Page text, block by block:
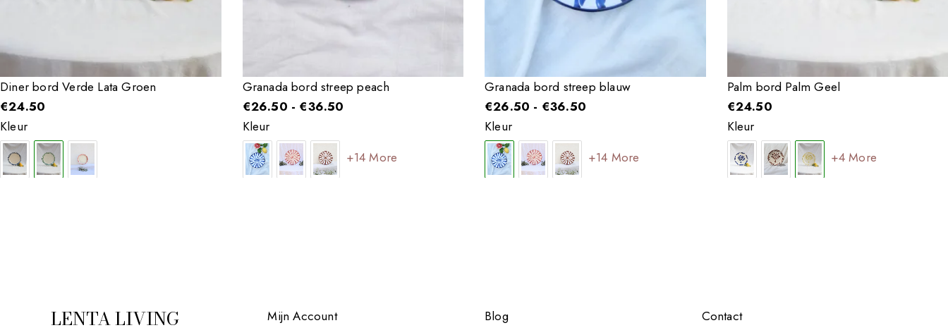
Diner bord Verde Lata Groen
€24.50
Kleur
Granada bord streep peach
€26.50 - €36.50
Kleur
+14 More
Granada bord streep blauw
€26.50 - €36.50
Kleur
+14 More
Palm bord Palm Geel
€24.50
Kleur
+4 More
LENTA LIVING
Mijn Account
Blog
Contact